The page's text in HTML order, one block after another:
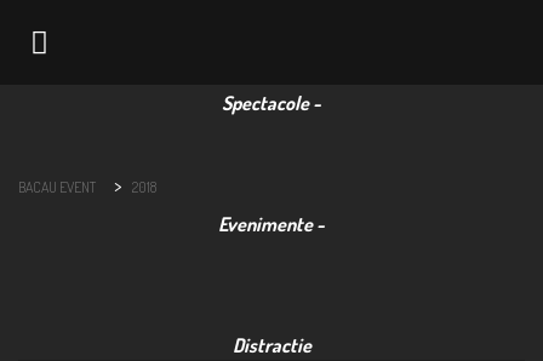
Navigation
BACAU EVENT > 2018